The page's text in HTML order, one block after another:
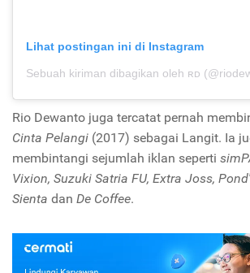
Lihat postingan ini di Instagram
Sebuah kiriman dibagikan oleh ʀᴅ
Rio Dewanto juga tercatat pernah
Cinta Pelangi (2017) sebagai Langit. Ia
membintangi sejumlah iklan seperti
Vixion, Suzuki Satria FU, Extra Joss,
Sienta dan De Coffee.